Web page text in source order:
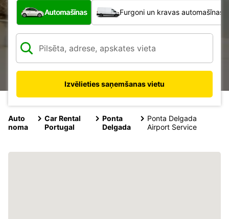
Kāda veida transportlīdzeklis?
Automašīnas Furgoni un kravas automašīnas
Izvēlieties saņemšanas vietu
Auto
noma
Car Rental
Portugal
Ponta
Delgada
Ponta Delgada
Airport Service